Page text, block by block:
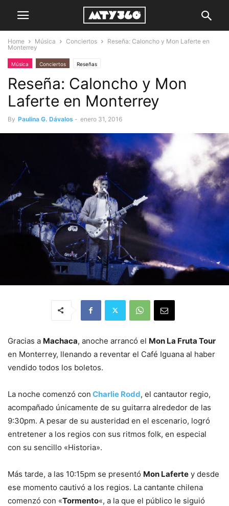
Home Música Conciertos
Reseña: Caloncho y Mon Laferte en
Monterrey
Música Conciertos Reseñas
Reseña: Caloncho y Mon
Laferte en Monterrey
By Paulina G. Dávalos - enero 31, 2016
Gracias a Machaca, anoche arrancó el Mon La Fruta Tour
en Monterrey, llenando a reventar el Café Iguana al haber
vendido todos los boletos.
La noche comenzó con Charlie Rodd, el cantautor regio,
acompañado únicamente de su guitarra alrededor de las
9:30pm. A pesar de su austeridad en el escenario, logró
entretener a los regios con sus ritmos folk, en especial
con su sencillo «Historia».
Más tarde, a las 10:15pm se presentó Mon Laferte y desde
ese momento cautivó a los regios. La cantante chilena
comenzó con «Tormento«, a la que el público le siguió